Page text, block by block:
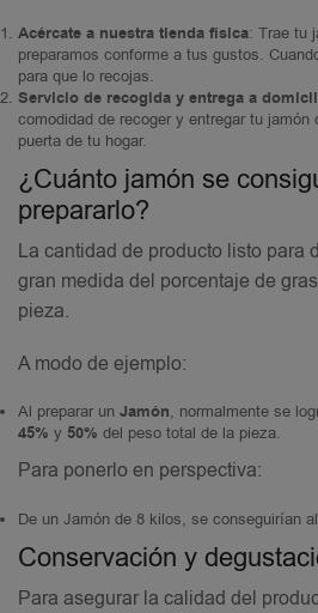
Acércate a nuestra tienda física: Trae tu
preparamos conforme a tus gustos.
para que lo recojas.
Servicio de recogida y entrega a
comodidad de recoger y entregar tu jamón
puerta de tu hogar.
¿Cuánto jamón se
prepararlo?
La cantidad de producto listo para
gran medida del porcentaje de
pieza.
A modo de ejemplo:
Al preparar un Jamón, normalmente se
45% y 50% del peso total de la pieza.
Para ponerlo en perspectiva:
De un Jamón de 8 kilos, se conseguirían
Conservación y
Para asegurar la calidad del